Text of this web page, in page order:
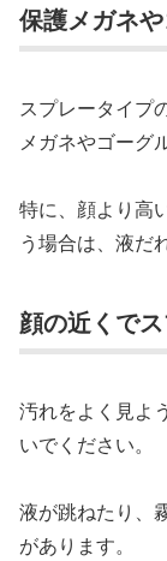
保護メガネ
スプレータイプ
メガネやゴーグ
特に、顔より高
う場合は、液だ
顔の近くで
汚れをよく見よ
いでください。
液が跳ねたり、
があります。